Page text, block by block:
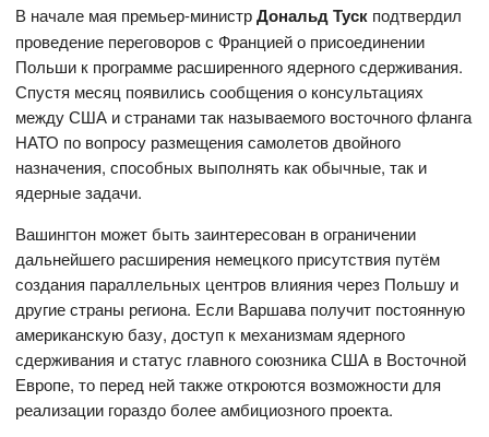
В начале мая премьер-министрДональд Туск подтвердил
проведение переговоров с Францией о присоединении
Польши к программе расширенного ядерного сдерживания.
Спустя месяц появились сообщения о консультациях
между США и странами так называемого восточного фланга
НАТО по вопросу размещения самолетов двойного
назначения, способных выполнять как обычные, так и
ядерные задачи.
Вашингтон может быть заинтересован в ограничении
дальнейшего расширения немецкого присутствия путём
создания параллельных центров влияния через Польшу и
другие страны региона. Если Варшава получит постоянную
американскую базу, доступ к механизмам ядерного
сдерживания и статус главного союзника США в Восточной
Европе, то перед ней также откроются возможности для
реализации гораздо более амбициозного проекта.